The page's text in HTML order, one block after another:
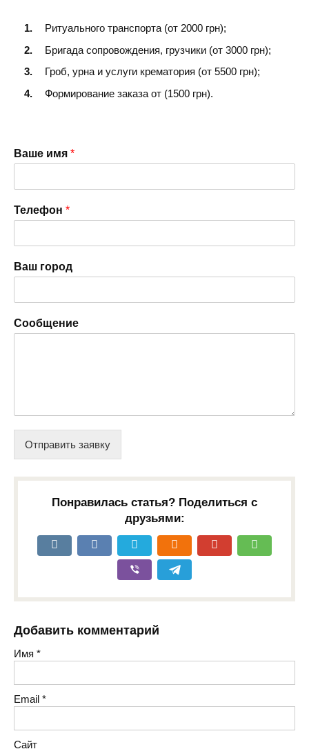
Ритуального транспорта (от 2000 грн);
Бригада сопровождения, грузчики (от 3000 грн);
Гроб, урна и услуги крематория (от 5500 грн);
Формирование заказа от (1500 грн).
Ваше имя *
Телефон *
Ваш город
Сообщение
Отправить заявку
Понравилась статья? Поделиться с
друзьями:
Добавить комментарий
Имя *
Email *
Сайт